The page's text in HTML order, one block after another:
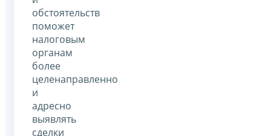
обстоятельств
поможет
налоговым
органам
более
целенаправленно
и
адресно
выявлять
сделки